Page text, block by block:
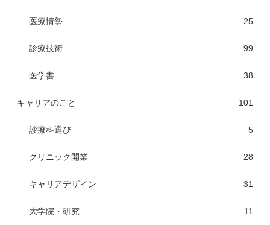
医療情勢 25
診療技術 99
医学書 38
キャリアのこと 101
診療科選び 5
クリニック開業 28
キャリアデザイン 31
大学院・研究 11